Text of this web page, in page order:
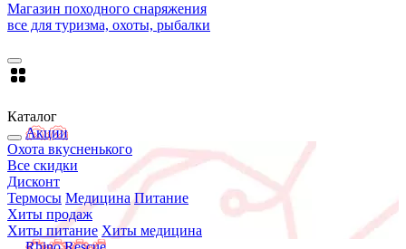
Магазин походного снаряжения
все для туризма, охоты, рыбалки
Каталог
Акции
Охота вкусненького
Все скидки
Дисконт
Термосы Медицина Питание
Хиты продаж
Хиты питание Хиты медицина